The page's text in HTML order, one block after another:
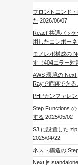
フロントエンド
た 2026/06/07
React 共通パッ
用したコンポー
モノレポ構成の
す（404エラー対
AWS 環境の
Rayで追跡できる
PHPカンファレ
Step Functions
する 2025/05/02
S3 に設置した
2025/04/22
ネスト構造の
Next.js